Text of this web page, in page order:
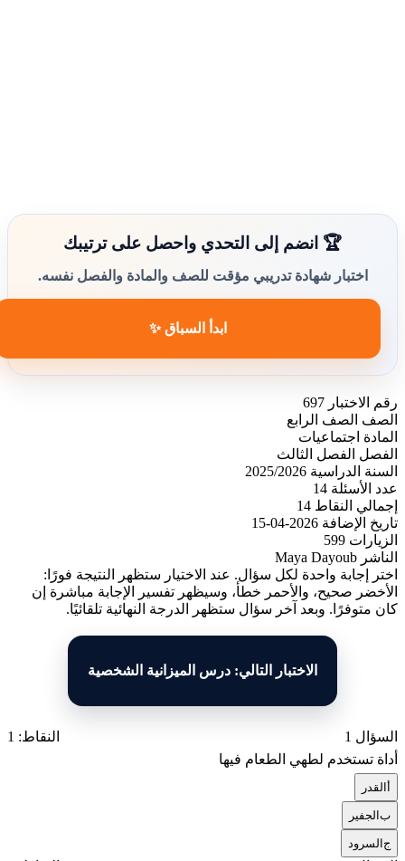
🏆 انضم إلى التحدي واحصل على ترتيبك
اختبار شهادة تدريبي مؤقت للصف والمادة والفصل نفسه.
ابدأ السباق ✨
رقم الاختبار 697
الصف
الصف الرابع
المادة
اجتماعيات
الفصل
الفصل الثالث
السنة الدراسية 2025/2026
عدد الأسئلة 14
إجمالي النقاط 14
تاريخ الإضافة 2026-04-15
الزيارات 599
الناشر Maya Dayoub
اختر إجابة واحدة لكل سؤال. عند الاختيار ستظهر النتيجة فورًا:
الأخضر صحيح، والأحمر خطأ، وسيظهر تفسير الإجابة مباشرة إن
كان متوفرًا. وبعد آخر سؤال ستظهر الدرجة النهائية تلقائيًا.
الاختبار التالي: درس الميزانية الشخصية
السؤال 1
النقاط: 1
أداة تستخدم لطهي الطعام فيها
القدر
بالجفير
جالسرود